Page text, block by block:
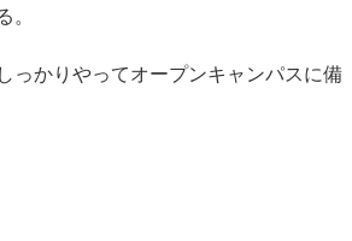
。
かりやってオープンキャンパスに備